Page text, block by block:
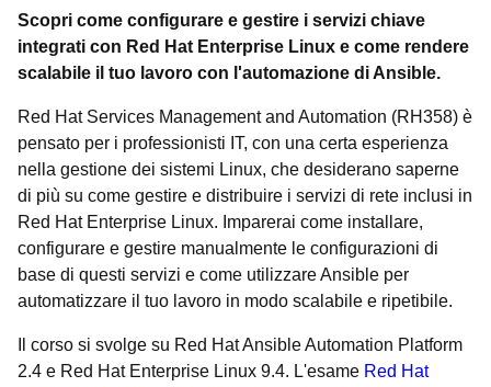
Scopri come configurare e gestire i servizi chiave
integrati con Red Hat Enterprise Linux e come rendere
scalabile il tuo lavoro con l'automazione di Ansible.
Red Hat Services Management and Automation (RH358) è
pensato per i professionisti IT, con una certa esperienza
nella gestione dei sistemi Linux, che desiderano saperne
di più su come gestire e distribuire i servizi di rete inclusi in
Red Hat Enterprise Linux. Imparerai come installare,
configurare e gestire manualmente le configurazioni di
base di questi servizi e come utilizzare Ansible per
automatizzare il tuo lavoro in modo scalabile e ripetibile.
Il corso si svolge su Red Hat Ansible Automation Platform
2.4 e Red Hat Enterprise Linux 9.4. L'esame Red Hat